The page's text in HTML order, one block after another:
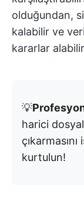
olduğundan,
kalabilir ve
kararlar
💡
harici
kurtulun!